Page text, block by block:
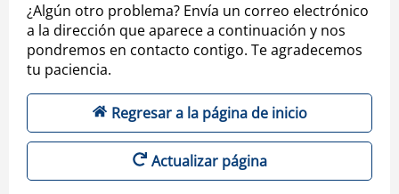
¿Algún otro problema? Envía un correo electrónico
a la dirección que aparece a continuación y nos
pondremos en contacto contigo. Te agradecemos
tu paciencia.
Regresar a la página de inicio
Actualizar página